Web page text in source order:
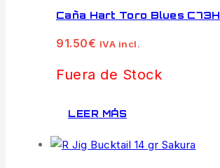
Caña Hart Toro Blues C73H
91.50€ IVA incl.
Fuera de Stock
LEER MÁS